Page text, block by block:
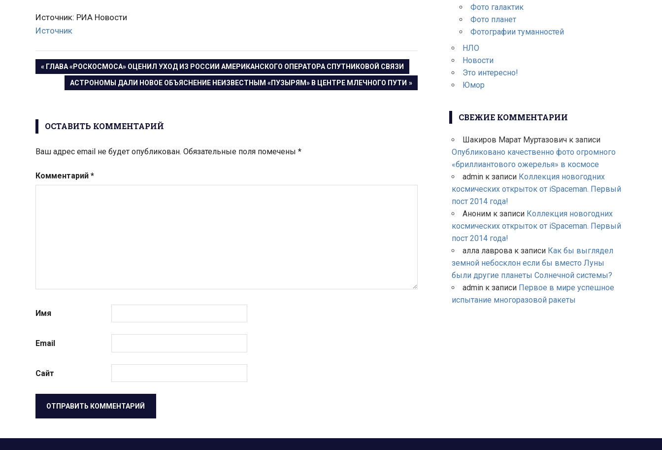
Источник: РИА Новости
Источник
Навигация
ПРЕДЫДУЩАЯ
ЗАПИСЬ:
ГЛАВА «РОСКОСМОСА» ОЦЕНИЛ УХОД ИЗ РОССИИ АМЕРИКАНСКОГО ОПЕРАТОРА СПУТНИКОВОЙ СВЯЗИ
СЛЕДУЮЩАЯ
АСТРОНОМЫ ДАЛИ НОВОЕ ОБЪЯСНЕНИЕ НЕИЗВЕСТНЫМ «ПУЗЫРЯМ» В ЦЕНТРЕ МЛЕЧНОГО ПУТИ
ОСТАВИТЬ КОММЕНТАРИЙ
Ваш адрес email не будет опубликован. Обязательные поля помечены *
Комментарий *
Имя
Email
Сайт
Фото галактик
Фото планет
Фотографии туманностей
НЛО
Новости
Это интересно!
Юмор
СВЕЖИЕ КОММЕНТАРИИ
Шакиров Марат Муртазовичк записи
Опубликовано качественно фото огромного
«бриллиантового ожерелья» в космосе
adminк записи Коллекция новогодних
космических открыток от iSpaceman. Первый
пост 2014 года!
Анонимк записи Коллекция новогодних
космических открыток от iSpaceman. Первый
пост 2014 года!
алла лавровак записи Как бы выглядел
земной небосклон если бы вместо Луны
были другие планеты Солнечной системы?
adminк записи Первое в мире успешное
испытание многоразовой ракеты